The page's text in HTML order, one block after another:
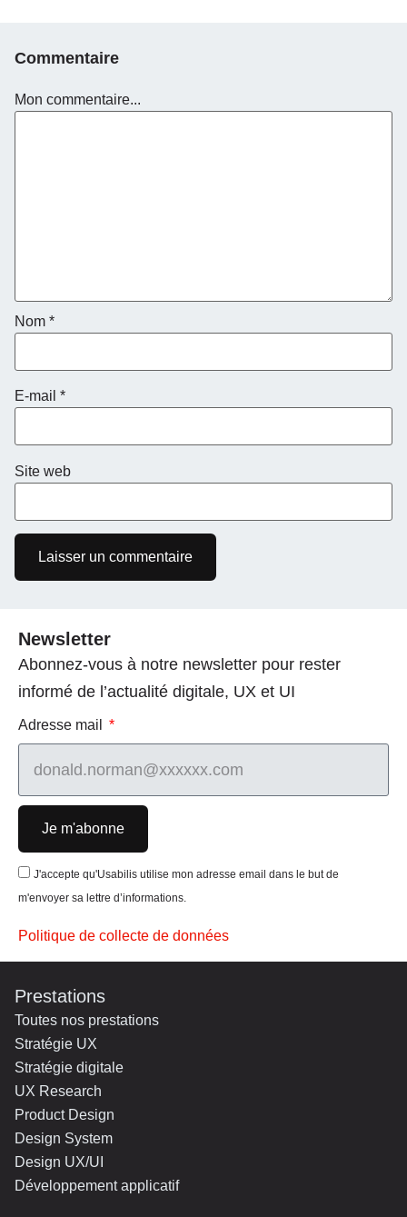
Commentaire
Mon commentaire...
Nom *
E-mail *
Site web
Newsletter
Abonnez-vous à notre newsletter pour rester
informé de l’actualité digitale, UX et UI
Adresse mail
Je m'abonne
J'accepte qu'Usabilis utilise mon adresse email dans le but de
m'envoyer sa lettre d’informations.
Politique de collecte de données
Prestations
Toutes nos prestations
Stratégie UX
Stratégie digitale
UX Research
Product Design
Design System
Design UX/UI
Développement applicatif